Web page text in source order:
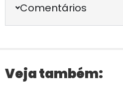
Comentários
Veja também: